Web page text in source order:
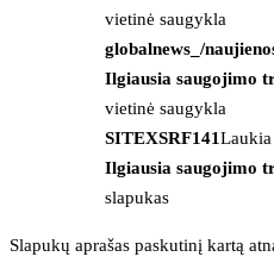
vietinė saugykla
globalnews_/
Ilgiausia saugojimo
vietinė saugykla
SITEXSRF141Laukia
Ilgiausia saugojimo
slapukas
Slapukų aprašas paskutinį kartą